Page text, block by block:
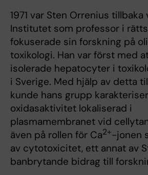
1971 var Sten Orrenius tillbaka
Institutet som professor i
fokuserade sin forskning på
toxikologi. Han var först med
isolerade hepatocyter i
i Sverige. Med hjälp av detta
kunde hans grupp
oxidasaktivitet lokaliserad i
plasmamembranet vid
även på rollen för Ca2+-jonen
av cytotoxicitet, ett annat av
banbrytande bidrag till